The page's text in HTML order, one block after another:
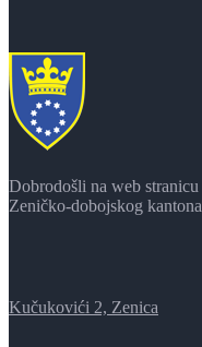
Dobrodošli na web stranicu
Zeničko-dobojskog kantona
Kučukovići 2, Zenica